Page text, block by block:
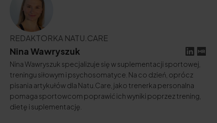
REDAKTORKA NATU.CARE
Nina Wawryszuk
Nina Wawryszuk specjalizuje się w suplementacji sportowej,
treningu siłowym i psychosomatyce. Na co dzień, oprócz
pisania artykułów dla Natu.Care, jako trenerka personalna
pomaga sportowcom poprawić ich wyniki poprzez trening,
dietę i suplementację.